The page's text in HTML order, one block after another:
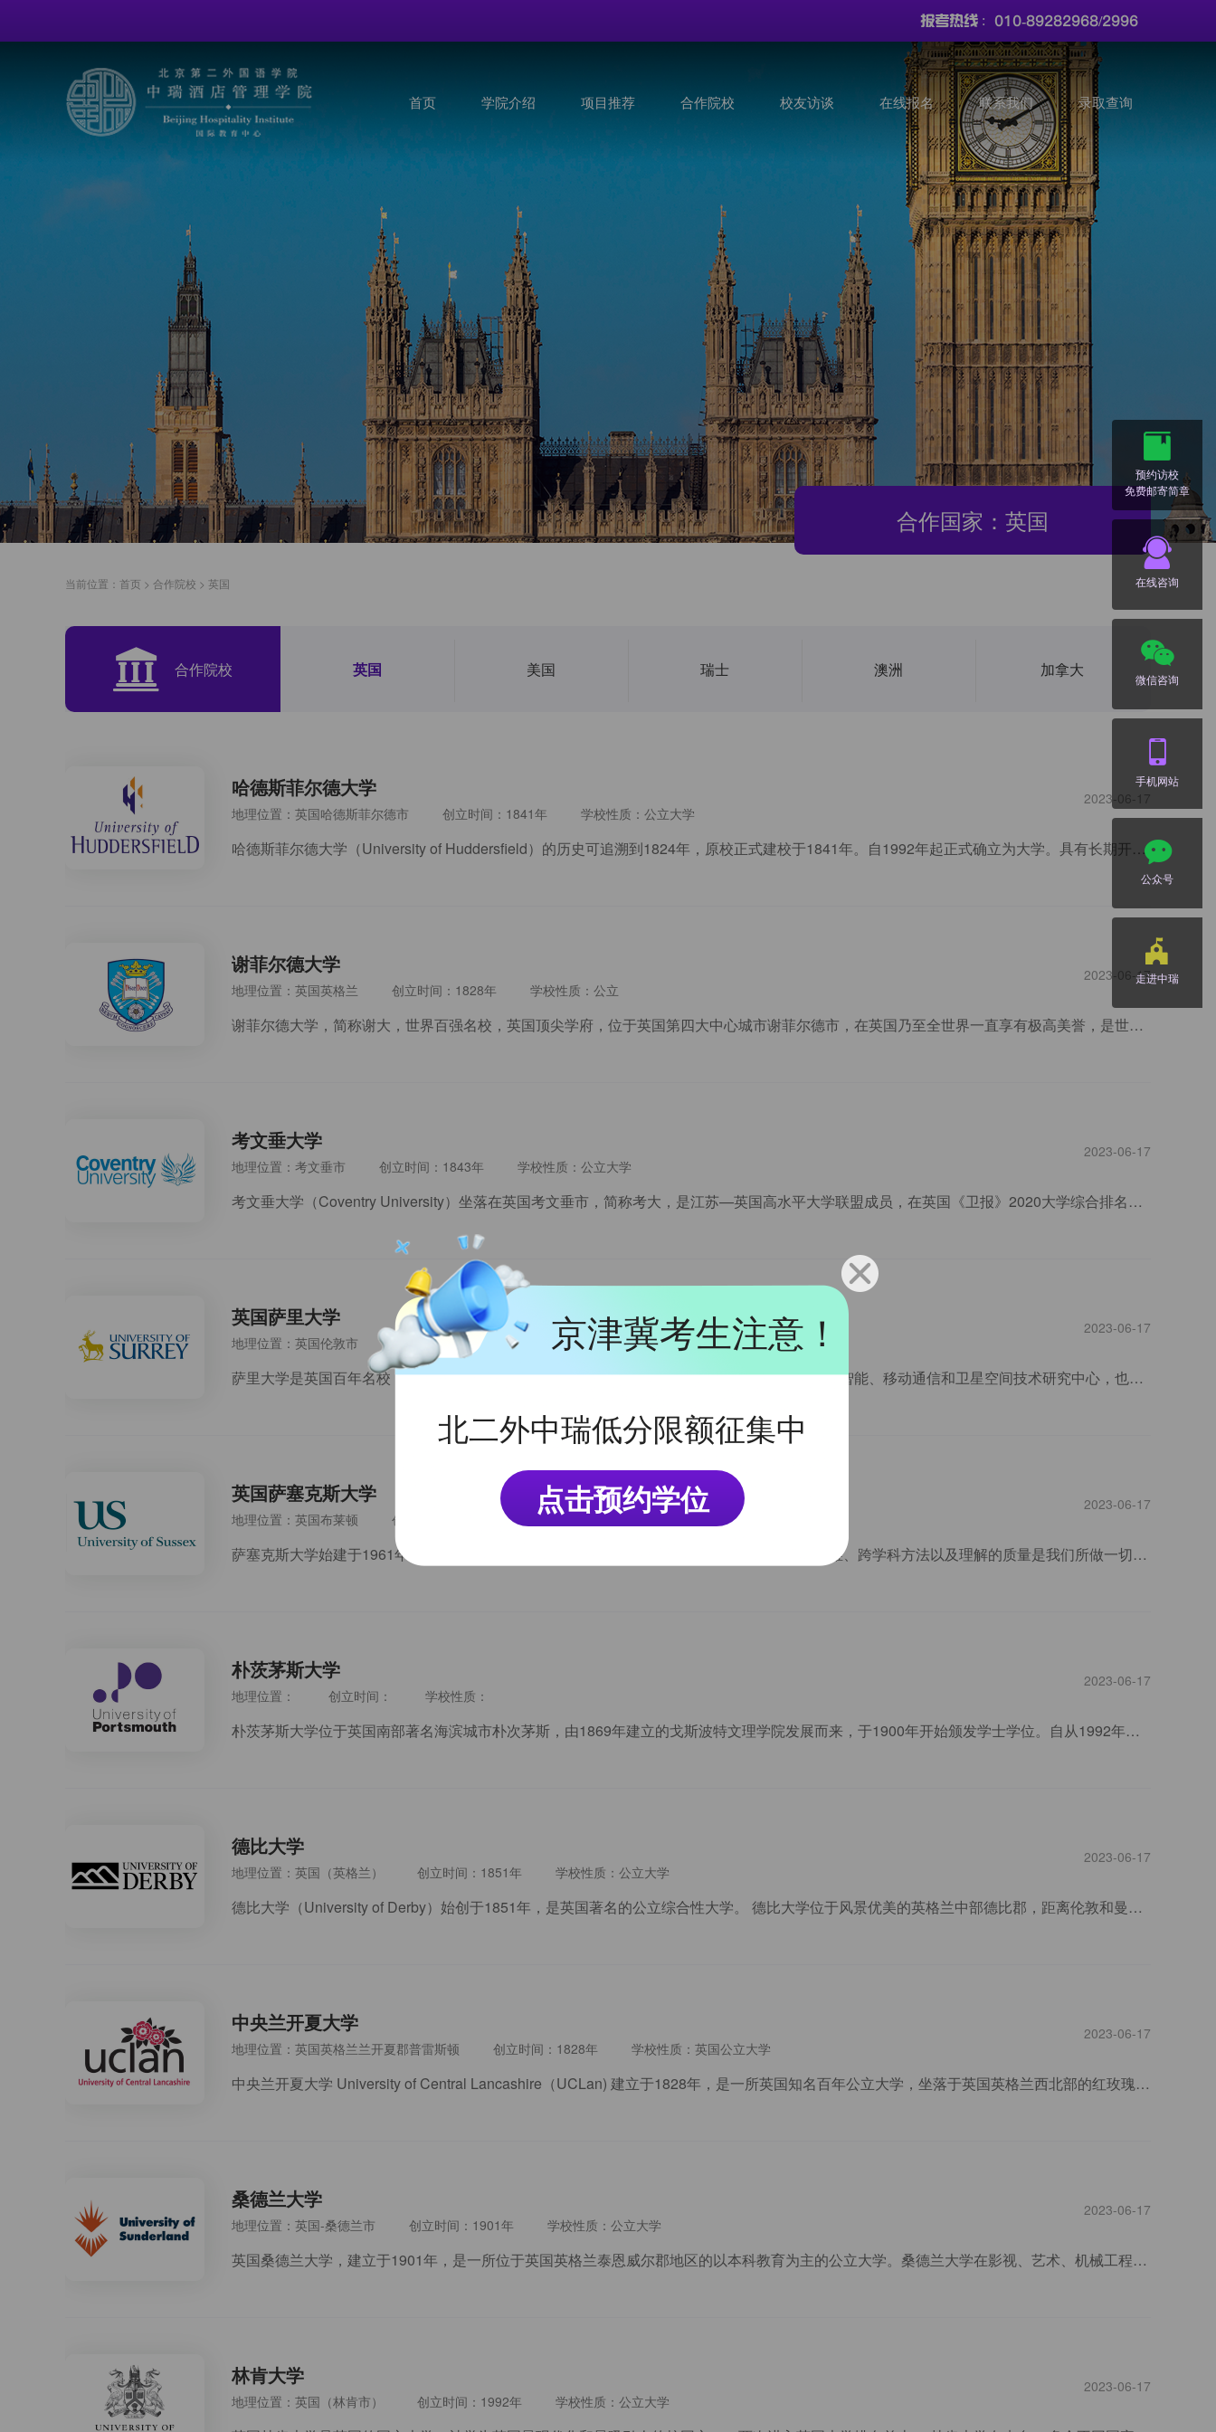
报考热线 : 010-89282968/2996
首页 学院介绍 项目推荐 合作院校 校友访谈 在线报名 联系我们 录取查询
合作国家：英国
当前位置： 首页 > 合作院校 > 英国
合作院校 英国 美国 瑞士 澳洲 加拿大
哈德斯菲尔德大学
地理位置：英国哈德斯菲尔德市 创立时间：1841年 学校性质：公立大学
2023-06-17
哈德斯菲尔德大学（University of Huddersfield）的历史可追溯到1824年，原校正式建校于1841年。自1992年起正式确立为大学。具有长期开设优质课程、面向职业或求职目标的传统。哈德斯菲尔德学院紧邻哈德斯菲尔德市中心。
谢菲尔德大学
地理位置：英国英格兰 创立时间：1828年 学校性质：公立
2023-06-17
谢菲尔德大学，简称谢大，世界百强名校，英国顶尖学府，位于英国第四大中心城市谢菲尔德市，在英国乃至全世界一直享有极高美誉，是世界著名的教学科研中心。其建校历史可追溯到1828年。
考文垂大学
地理位置：考文垂市 创立时间：1843年 学校性质：公立大学
2023-06-17
考文垂大学（Coventry University）坐落在英国考文垂市，简称考大，是江苏—英国高水平大学联盟成员，在英国《卫报》2020大学综合排名第15名。考文垂大学的建校历史可追溯到1843年考文垂设计学院（Coventry College of Design)。经过一百多年的合并与发展，在1992年英国马卓安政府颁布的《1992年持续进修及高等教育法案》中，正式更名为考文垂大学。
英国萨里大学
地理位置：英国伦敦市 创立时间：1891年 学校性质：公立
2023-06-17
萨里大学是英国百年名校，是英国一所著名公立综合性研究型大学。萨里大学是世界著名的人工智能、移动通信和卫星空间技术研究中心，也是所有英国大学中自1497年以来唯一拥有英国皇室颁发的电子工程皇家教授席位的大学。
英国萨塞克斯大学
地理位置：英国布莱顿 创立时间：1961年 学校性质：公立
2023-06-17
萨塞克斯大学始建于1961年，与此同时接受英国皇家宪章。萨塞克斯的价值是：创新批判性思维、跨学科方法以及理解的质量是我们所做一切的核心。萨塞克斯的战略主题图形为碳60，是为了纪念1996年诺贝尔奖获得者Harry Kroto教授在萨塞克斯大学关于碳60和富勒烯的研究。
朴茨茅斯大学
地理位置： 创立时间： 学校性质：
2023-06-17
朴茨茅斯大学位于英国南部著名海滨城市朴次茅斯，由1869年建立的戈斯波特文理学院发展而来，于1900年开始颁发学士学位。自从1992年改为综合性大学至今，已成为英国规模较大的大学之一，拥有学生23,000人，其中来自近130个不同国家的国际及欧盟学生逾4,000人。
德比大学
地理位置：英国（英格兰） 创立时间：1851年 学校性质：公立大学
2023-06-17
德比大学（University of Derby）始创于1851年，是英国著名的公立综合性大学。 德比大学位于风景优美的英格兰中部德比郡，距离伦敦和曼彻斯特只有大概1个半小时的火车车程。
中央兰开夏大学
地理位置：英国英格兰兰开夏郡普雷斯顿 创立时间：1828年 学校性质：英国公立大学
2023-06-17
中央兰开夏大学 University of Central Lancashire（UCLan) 建立于1828年，是一所英国知名百年公立大学，坐落于英国英格兰西北部的红玫瑰之郡兰开夏郡的首府普雷斯顿市。
桑德兰大学
地理位置：英国-桑德兰市 创立时间：1901年 学校性质：公立大学
2023-06-17
英国桑德兰大学，建立于1901年，是一所位于英国英格兰泰恩威尔郡地区的以本科教育为主的公立大学。桑德兰大学在影视、艺术、机械工程、管理学等领域在世界上有一定的影响力和声望。
林肯大学
地理位置：英国（林肯市） 创立时间：1992年 学校性质：公立大学
2023-06-17
京津冀考生注意！
北二外中瑞低分限额征集中
点击预约学位
预约访校
免费邮寄简章
在线咨询
微信咨询
手机网站
公众号
走进中瑞